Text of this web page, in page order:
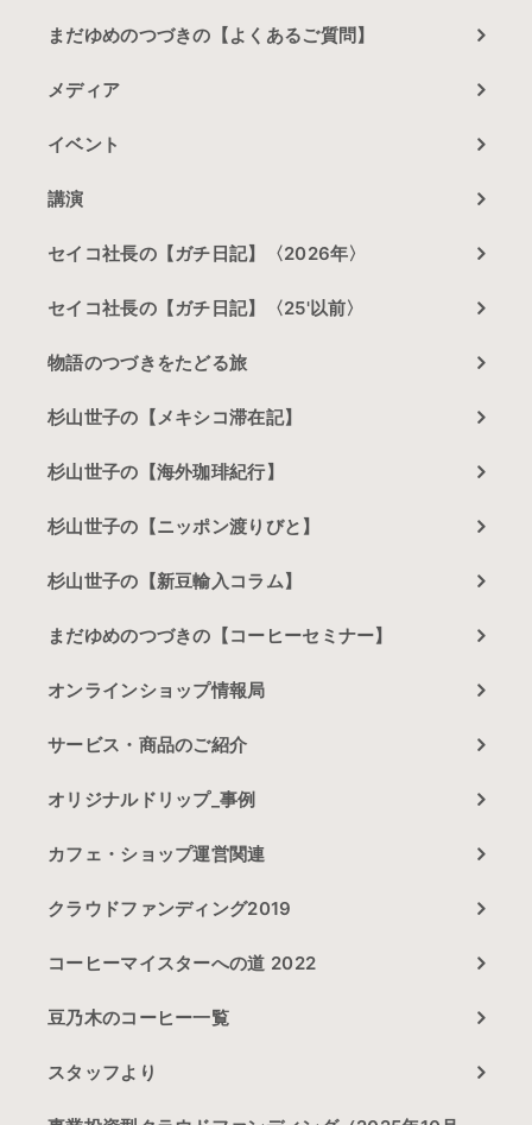
まだゆめのつづきの【よくあるご質問】
メディア
イベント
講演
セイコ社長の【ガチ日記】〈2026年〉
セイコ社長の【ガチ日記】〈25'以前〉
物語のつづきをたどる旅
杉山世子の【メキシコ滞在記】
杉山世子の【海外珈琲紀行】
杉山世子の【ニッポン渡りびと】
杉山世子の【新豆輸入コラム】
まだゆめのつづきの【コーヒーセミナー】
オンラインショップ情報局
サービス・商品のご紹介
オリジナルドリップ_事例
カフェ・ショップ運営関連
クラウドファンディング2019
コーヒーマイスターへの道 2022
豆乃木のコーヒー一覧
スタッフより